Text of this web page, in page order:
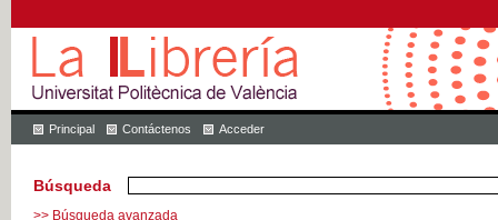
Principal Contáctenos Acceder
Búsqueda
>> Búsqueda avanzada